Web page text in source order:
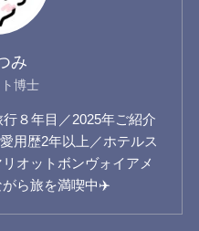
み
博士
８年目／2025年ご紹介
用歴2年以上／ホテルス
オットボンヴォイアメ
がら旅を満喫中✈️